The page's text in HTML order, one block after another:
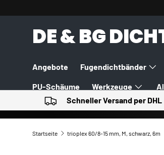
DIREKT ZUM INHALT
DE & BG
Angebote Fugendichtbänder
PU-Schäume Werkzeuge
Schneller Versand per DHL
Startseite trioplex 60/8-15 mm, M, schwarz, 6m